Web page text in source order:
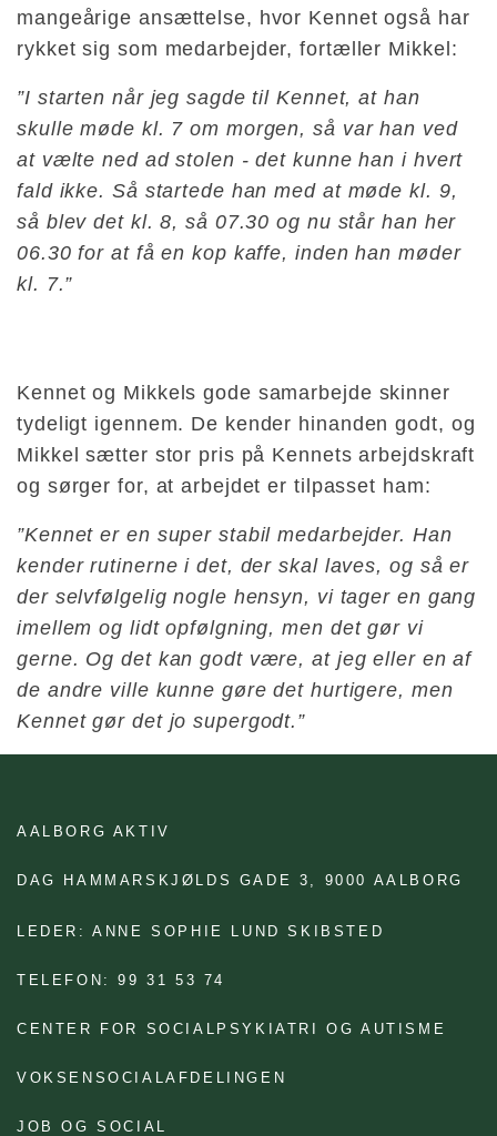
mangeårige ansættelse, hvor Kennet også har
rykket sig som medarbejder, fortæller Mikkel:
”I starten når jeg sagde til Kennet, at han
skulle møde kl. 7 om morgen, så var han ved
at vælte ned ad stolen - det kunne han i hvert
fald ikke. Så startede han med at møde kl. 9,
så blev det kl. 8, så 07.30 og nu står han her
06.30 for at få en kop kaffe, inden han møder
kl. 7.”
Kennet og Mikkels gode samarbejde skinner
tydeligt igennem. De kender hinanden godt, og
Mikkel sætter stor pris på Kennets arbejdskraft
og sørger for, at arbejdet er tilpasset ham:
”Kennet er en super stabil medarbejder. Han
kender rutinerne i det, der skal laves, og så er
der selvfølgelig nogle hensyn, vi tager en gang
imellem og lidt opfølgning, men det gør vi
gerne. Og det kan godt være, at jeg eller en af
de andre ville kunne gøre det hurtigere, men
Kennet gør det jo supergodt.”
AALBORG AKTIV
DAG HAMMARSKJØLDS GADE 3, 9000 AALBORG
LEDER: ANNE SOPHIE LUND SKIBSTED
TELEFON: 99 31 53 74
CENTER FOR SOCIALPSYKIATRI OG AUTISME
VOKSENSOCIALAFDELINGEN
JOB OG SOCIAL